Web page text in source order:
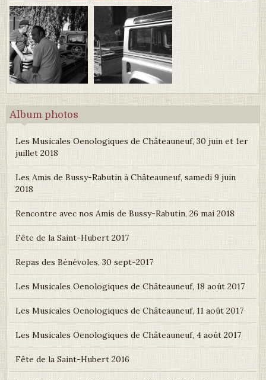
Album photos
Les Musicales Oenologiques de Châteauneuf, 30 juin et 1er
juillet 2018
Les Amis de Bussy-Rabutin à Châteauneuf, samedi 9 juin
2018
Rencontre avec nos Amis de Bussy-Rabutin, 26 mai 2018
Fête de la Saint-Hubert 2017
Repas des Bénévoles, 30 sept-2017
Les Musicales Oenologiques de Châteauneuf, 18 août 2017
Les Musicales Oenologiques de Châteauneuf, 11 août 2017
Les Musicales Oenologiques de Châteauneuf, 4 août 2017
Fête de la Saint-Hubert 2016